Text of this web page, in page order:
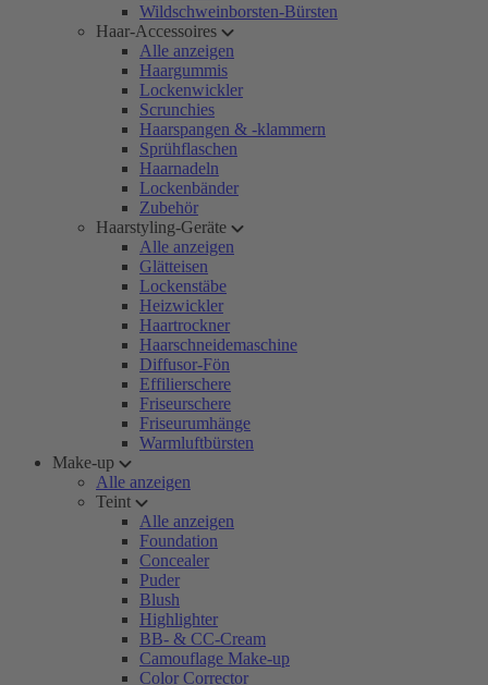
Wildschweinborsten-Bürsten
Haar-Accessoires
Alle anzeigen
Haargummis
Lockenwickler
Scrunchies
Haarspangen & -klammern
Sprühflaschen
Haarnadeln
Lockenbänder
Zubehör
Haarstyling-Geräte
Alle anzeigen
Glätteisen
Lockenstäbe
Heizwickler
Haartrockner
Haarschneidemaschine
Diffusor-Fön
Effilierschere
Friseurschere
Friseurumhänge
Warmluftbürsten
Make-up
Alle anzeigen
Teint
Alle anzeigen
Foundation
Concealer
Puder
Blush
Highlighter
BB- & CC-Cream
Camouflage Make-up
Color Corrector